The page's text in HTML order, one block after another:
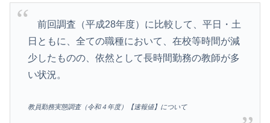
前回調査（平成28年度）に比較して、平日・土
日ともに、全ての職種において、在校等時間が減
少したものの、依然として長時間勤務の教師が多
い状況。
教員勤務実態調査（令和４年度）【速報値】について